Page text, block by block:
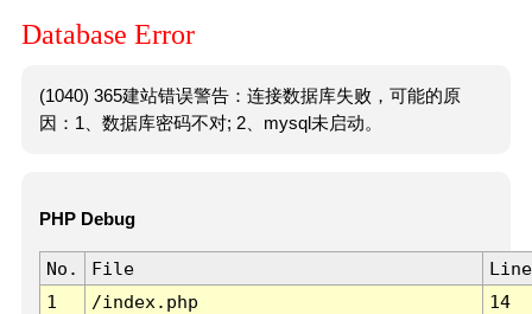
Database Error
(1040) 365建站错误警告：连接数据库失败，可能的原
因：1、数据库密码不对; 2、mysql未启动。
PHP Debug
No. File
Line
1
/index.php 14